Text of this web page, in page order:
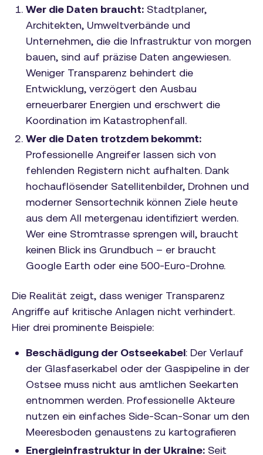
Wer die Daten braucht: Stadtplaner,
Architekten, Umweltverbände und
Unternehmen, die die Infrastruktur von morgen
bauen, sind auf präzise Daten angewiesen.
Weniger Transparenz behindert die
Entwicklung, verzögert den Ausbau
erneuerbarer Energien und erschwert die
Koordination im Katastrophenfall.
Wer die Daten trotzdem bekommt:
Professionelle Angreifer lassen sich von
fehlenden Registern nicht aufhalten. Dank
hochauflösender Satellitenbilder, Drohnen und
moderner Sensortechnik können Ziele heute
aus dem All metergenau identifiziert werden.
Wer eine Stromtrasse sprengen will, braucht
keinen Blick ins Grundbuch – er braucht
Google Earth oder eine 500-Euro-Drohne.
Die Realität zeigt, dass weniger Transparenz
Angriffe auf kritische Anlagen nicht verhindert.
Hier drei prominente Beispiele:
Beschädigung der Ostseekabel: Der Verlauf
der Glasfaserkabel oder der Gaspipeline in der
Ostsee muss nicht aus amtlichen Seekarten
entnommen werden. Professionelle Akteure
nutzen ein einfaches Side-Scan-Sonar um den
Meeresboden genaustens zu kartografieren
Energieinfrastruktur in der Ukraine: Seit